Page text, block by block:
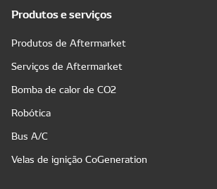
Produtos e serviços
Produtos de Aftermarket
Serviços de Aftermarket
Bomba de calor de CO2
Robótica
Bus A/C
Velas de ignição CoGeneration